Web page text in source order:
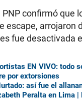
PNP confirmó que
escape, arrojaron
fue desactivada
EN VIVO: todo
por extorsiones
así fue el
Peralta en Lima |